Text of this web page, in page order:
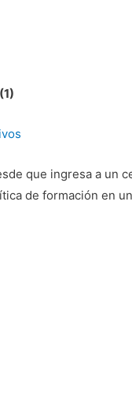
que ingresa a un
de formación en